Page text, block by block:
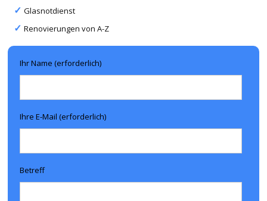
Glasnotdienst
Renovierungen von A-Z
Ihr Name (erforderlich)
Ihre E-Mail (erforderlich)
Betreff